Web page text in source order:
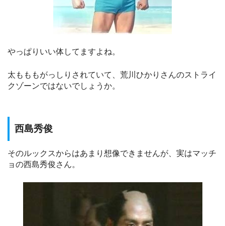
やっぱりいい体してますよね。
太もももがっしりされていて、荒川ひかりさんのストライ
クゾーンではないでしょうか。
西島秀俊
そのルックスからはあまり想像できませんが、実はマッチ
ョの西島秀俊さん。